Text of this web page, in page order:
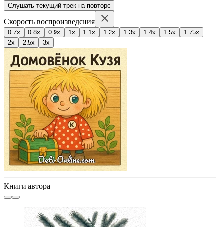
Слушать текущий трек на повторе
Скорость воспроизведения
0.7x 0.8x 0.9x 1x 1.1x 1.2x 1.3x 1.4x 1.5x
1.75x
2x
2.5x 3x
Книги автора